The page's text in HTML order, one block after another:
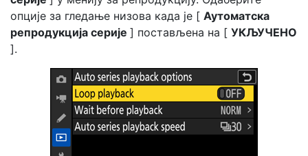
опције за гледање низова када је [ Аутоматска
репродукција серије ] постављена на [ УКЉУЧЕНО
].